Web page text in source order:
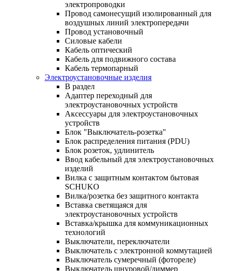
электропроводки
Провод самонесущий изолированный для
воздушных линий электропередачи
Провод установочный
Силовые кабели
Кабель оптический
Кабель для подвижного состава
Кабель термопарный
Электроустановочные изделия
В раздел
Адаптер переходный для
электроустановочных устройств
Аксессуары для электроустановочных
устройств
Блок "Выключатель-розетка"
Блок распределения питания (PDU)
Блок розеток, удлинитель
Ввод кабельный для электроустановочных
изделий
Вилка с защитным контактом бытовая
SCHUKO
Вилка/розетка без защитного контакта
Вставка светящаяся для
электроустановочных устройств
Вставка/крышка для коммуникационных
технологий
Выключатели, переключатели
Выключатель с электронной коммутацией
Выключатель сумеречный (фотореле)
Выключатель шнуровой/диммер